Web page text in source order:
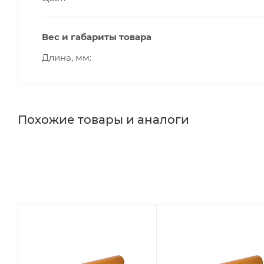
Вес и габариты товара
Длина, мм
Похожие товары и аналоги